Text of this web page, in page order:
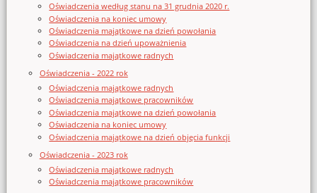
Oświadczenia według stanu na 31 grudnia 2020 r.
Oświadczenia na koniec umowy
Oświadczenia majątkowe na dzień powołania
Oświadczenia na dzień upoważnienia
Oświadczenia majątkowe radnych
Oświadczenia - 2022 rok
Oświadczenia majątkowe radnych
Oświadczenia majątkowe pracowników
Oświadczenia majątkowe na dzień powołania
Oświadczenia na koniec umowy
Oświadczenia majątkowe na dzień objęcia funkcji
Oświadczenia - 2023 rok
Oświadczenia majątkowe radnych
Oświadczenia majątkowe pracowników